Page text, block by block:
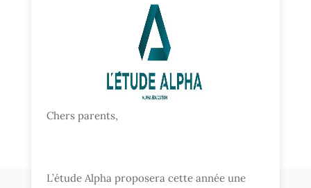
Chers parents,
L’étude Alpha proposera cette année une